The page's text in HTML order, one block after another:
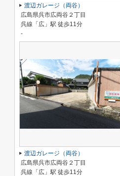
渡辺ガレージ（両谷）
広島県呉市広両谷２丁目
呉線「広」駅 徒歩11分
-
渡辺ガレージ（両谷）
広島県呉市広両谷２丁目
呉線「広」駅 徒歩11分